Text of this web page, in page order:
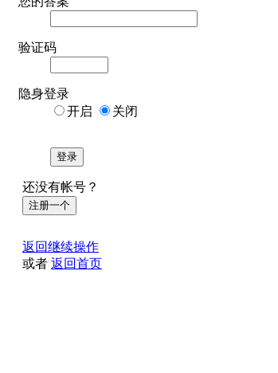
验证码
隐身登录
开启
关闭
登录
还没有帐号？
注册一个
返回继续操作
或者 返回首页